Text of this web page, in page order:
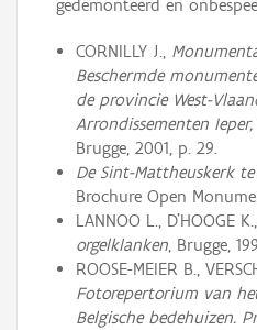
gedemonteerd en
CORNILLY J.,
Beschermde
de provincie West-
Arrondissementen
Brugge, 2001, p. 29.
De Sint-Mattheuskerk
Brochure Open
LANNOO L., D’HOOGE K.,
orgelklanken, Brugge,
ROOSE-MEIER B.,
Fotorepertorium van
Belgische bedehuizen.